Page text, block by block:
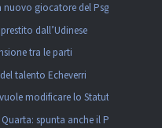
nuovo giocatore del Psg
dall’Udinese
tra le parti
talento Echeverri
modificare lo Statuto”
spunta anche il PSG